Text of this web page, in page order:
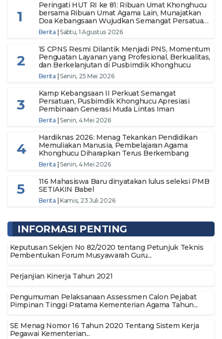
1
Peringati HUT RI ke 81: Ribuan Umat Khonghucu
bersama Ribuan Umat Agama Lain, Munajatkan
Doa Kebangsaan Wujudkan Semangat Persatuan
Menuju Indonesia Makmur dan Berdaulat
Berita Sabtu, 1 Agustus 2026
2
15 CPNS Resmi Dilantik Menjadi PNS, Momentum
Penguatan Layanan yang Profesional, Berkualitas,
dan Berkelanjutan di Pusbimdik Khonghucu
Berita Senin, 25 Mei 2026
3
Kamp Kebangsaan II Perkuat Semangat
Persatuan, Pusbimdik Khonghucu Apresiasi
Pembinaan Generasi Muda Lintas Iman
Berita Senin, 4 Mei 2026
4
Hardiknas 2026: Menag Tekankan Pendidikan
Memuliakan Manusia, Pembelajaran Agama
Khonghucu Diharapkan Terus Berkembang
Berita Senin, 4 Mei 2026
5
116 Mahasiswa Baru dinyatakan lulus seleksi PMB
SETIAKIN Babel
Berita Kamis, 23 Juli 2026
INFORMASI PENTING
Keputusan Sekjen No 82/2020 tentang Petunjuk Teknis
Pembentukan Forum Musyawarah Guru...
Perjanjian Kinerja Tahun 2021
Pengumuman Pelaksanaan Assessmen Calon Pejabat
Pimpinan Tinggi Pratama Kementerian Agama Tahun...
SE Menag Nomor 16 Tahun 2020 Tentang Sistem Kerja
Pegawai Kementerian...